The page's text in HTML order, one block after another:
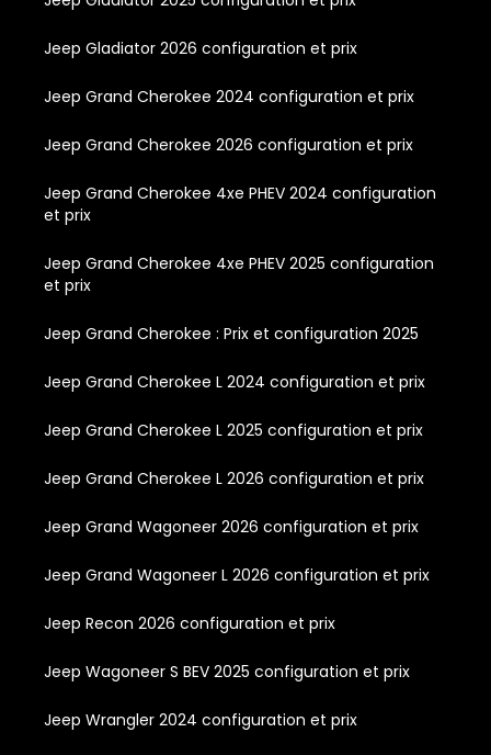
Jeep Gladiator 2026 configuration et prix
Jeep Grand Cherokee 2024 configuration et prix
Jeep Grand Cherokee 2026 configuration et prix
Jeep Grand Cherokee 4xe PHEV 2024 configuration
et prix
Jeep Grand Cherokee 4xe PHEV 2025 configuration
et prix
Jeep Grand Cherokee : Prix et configuration 2025
Jeep Grand Cherokee L 2024 configuration et prix
Jeep Grand Cherokee L 2025 configuration et prix
Jeep Grand Cherokee L 2026 configuration et prix
Jeep Grand Wagoneer 2026 configuration et prix
Jeep Grand Wagoneer L 2026 configuration et prix
Jeep Recon 2026 configuration et prix
Jeep Wagoneer S BEV 2025 configuration et prix
Jeep Wrangler 2024 configuration et prix